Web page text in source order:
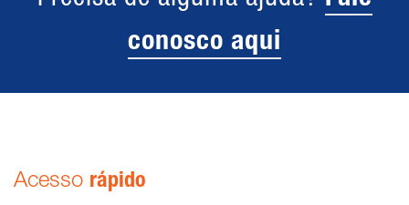
conosco aqui
Acesso rápido